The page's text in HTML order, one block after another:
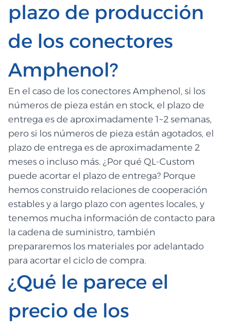
plazo de producción
de los conectores
Amphenol?
En el caso de los conectores Amphenol, si los
números de pieza están en stock, el plazo de
entrega es de aproximadamente 1~2 semanas,
pero si los números de pieza están agotados, el
plazo de entrega es de aproximadamente 2
meses o incluso más. ¿Por qué QL-Custom
puede acortar el plazo de entrega? Porque
hemos construido relaciones de cooperación
estables y a largo plazo con agentes locales, y
tenemos mucha información de contacto para
la cadena de suministro, también
prepararemos los materiales por adelantado
para acortar el ciclo de compra.
¿Qué le parece el
precio de los